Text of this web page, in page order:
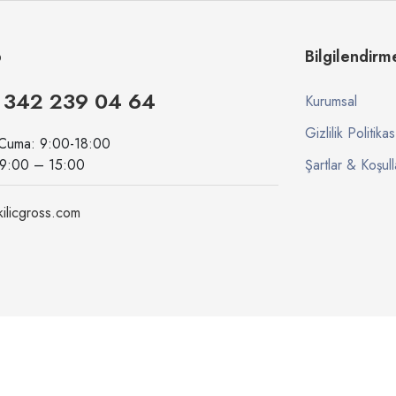
239 04 64
9:00-18:00
– 15:00
Kurumsal
Gizlilik
Şartlar &